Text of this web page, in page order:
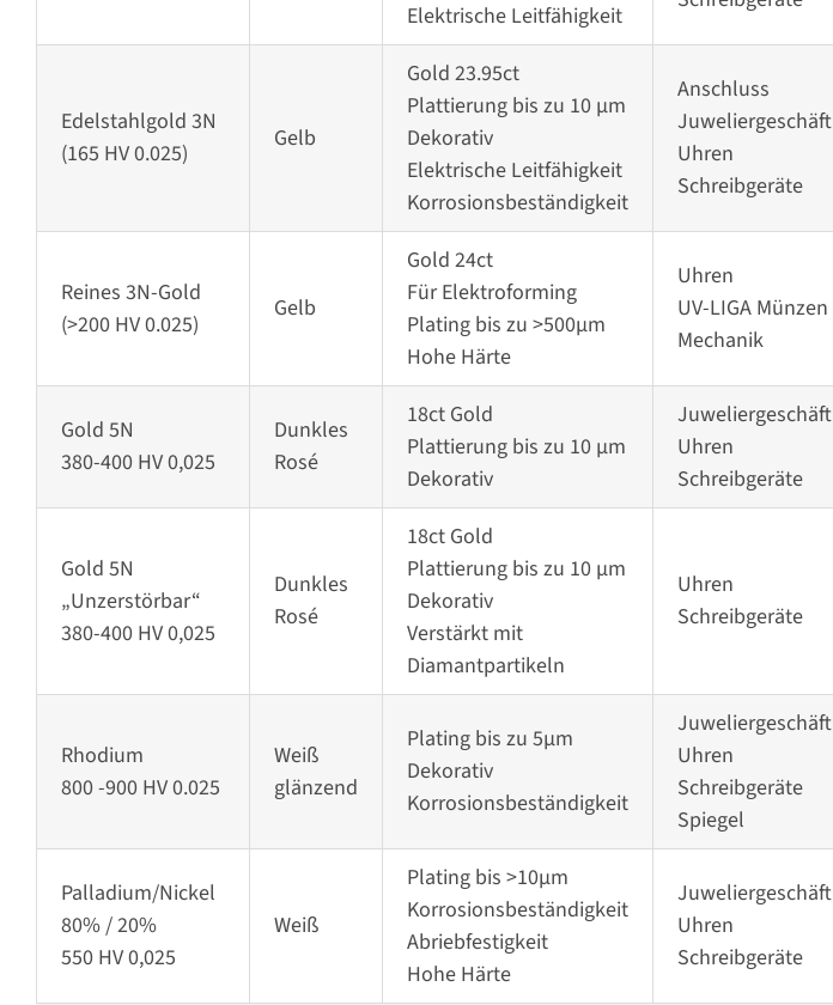
Elektrische Leitfähigkeit
Edelstahlgold 3N
(165 HV 0.025)
Gelb
Gold 23.95ct
Plattierung bis zu 10 µm
Dekorativ
Elektrische Leitfähigkeit
Korrosionsbeständigkeit
Anschluss
Juweliergeschäft
Uhren
Schreibgeräte
Reines 3N-Gold
(>200 HV 0.025)
Gelb
Gold 24ct
Für Elektroforming
Plating bis zu >500µm
Hohe Härte
Uhren
UV-LIGA Münzen
Mechanik
Gold 5N
380-400 HV 0,025
Dunkles
Rosé
18ct Gold
Plattierung bis zu 10 µm
Dekorativ
Juweliergeschäft
Uhren
Schreibgeräte
Gold 5N
„Unzerstörbar“
380-400 HV 0,025
Dunkles
Rosé
18ct Gold
Plattierung bis zu 10 µm
Dekorativ
Verstärkt mit
Diamantpartikeln
Uhren
Schreibgeräte
Rhodium
800 -900 HV 0.025
Weiß
glänzend
Plating bis zu 5µm
Dekorativ
Korrosionsbeständigkeit
Juweliergeschäft
Uhren
Schreibgeräte
Spiegel
Palladium/Nickel
80% / 20%
550 HV 0,025
Weiß
Plating bis >10µm
Korrosionsbeständigkeit
Abriebfestigkeit
Hohe Härte
Juweliergeschäft
Uhren
Schreibgeräte